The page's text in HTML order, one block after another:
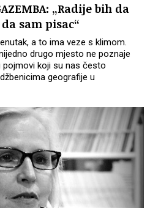
„Radije bih da
sam pisac“
a to ima veze s klimom.
drugo mjesto ne poznaje
koji su nas često
geografije u